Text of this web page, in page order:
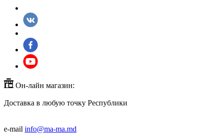
Он-лайн магазин:
Доставка в любую точку Республики
e-mail info@ma-ma.md